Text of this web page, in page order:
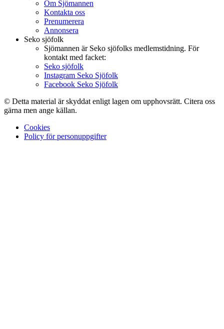
Om Sjömannen
Kontakta oss
Prenumerera
Annonsera
Seko sjöfolk
Sjömannen är Seko sjöfolks medlemstidning. För
kontakt med facket:
Seko sjöfolk
Instagram Seko Sjöfolk
Facebook Seko Sjöfolk
© Detta material är skyddat enligt lagen om upphovsrätt. Citera oss
gärna men ange källan.
Cookies
Policy för personuppgifter